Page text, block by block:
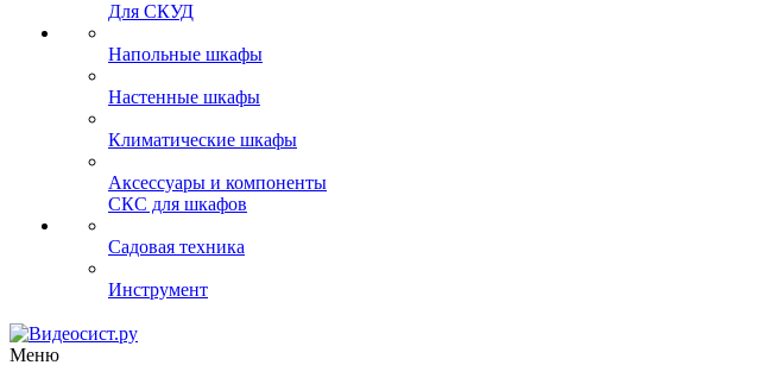
Для СКУД
Напольные шкафы
Настенные шкафы
Климатические шкафы
Аксессуары и компоненты
СКС для шкафов
Садовая техника
Инструмент
Меню